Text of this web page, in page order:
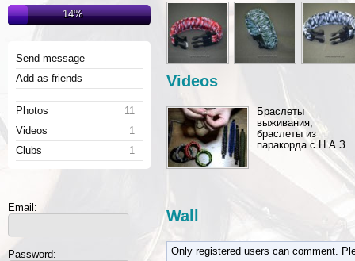
14%
Send message
Add as friends
11
Photos
1
Videos
1
Clubs
Email:
Password:
Videos
Браслеты
выживания,
браслеты из
паракорда с Н.А.З.
Wall
Only registered users can comment.